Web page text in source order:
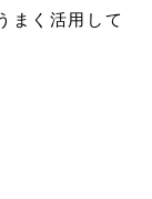
まく活用して